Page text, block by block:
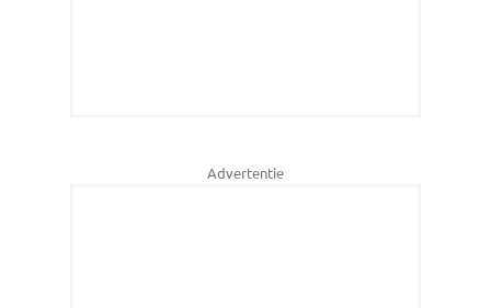
Advertentie